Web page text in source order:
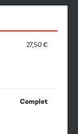
27,50 €
Complet